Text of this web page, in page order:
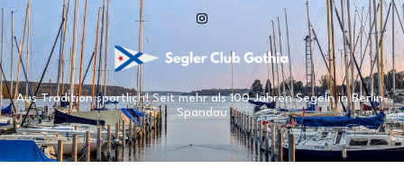
Aus Tradition sportlich! Seit mehr als 100 Jahren Segeln in Berlin-
Spandau